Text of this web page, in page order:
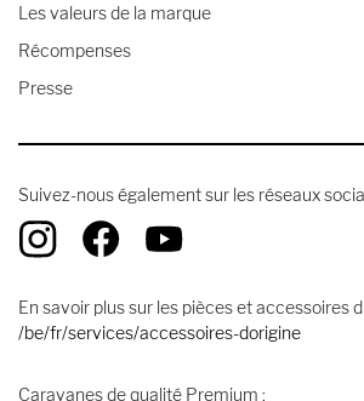
Les valeurs de la marque
Récompenses
Presse
Suivez-nous également sur les réseaux
En savoir plus sur les pièces et accessoires
/be/fr/services/accessoires-dorigine
Caravanes de qualité Premium :